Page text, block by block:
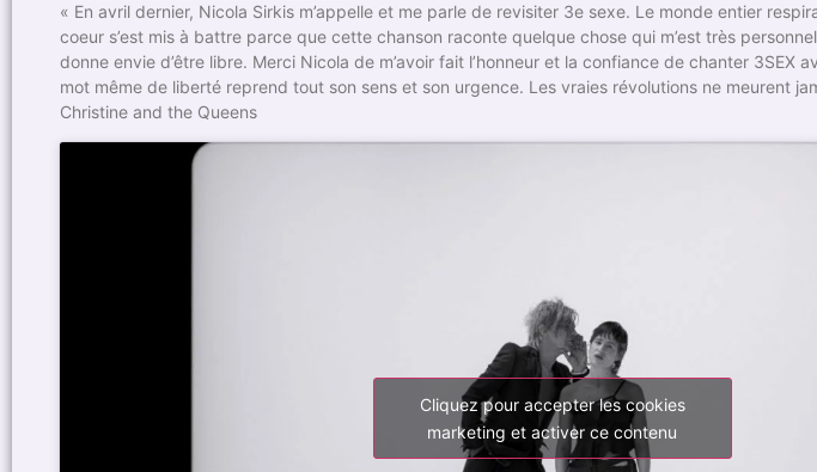
« En avril dernier, Nicola Sirkis m’appelle et me parle de revisiter 3e sexe. Le monde entier
coeur s’est mis à battre parce que cette chanson raconte quelque chose qui m’est très
donne envie d’être libre. Merci Nicola de m’avoir fait l’honneur et la confiance de chanter 3SEX
mot même de liberté reprend tout son sens et son urgence. Les vraies révolutions ne meurent
Christine and the Queens
Cliquez pour accepter les cookies
marketing et activer ce contenu